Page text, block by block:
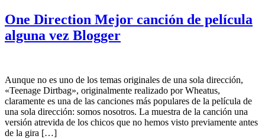
One Direction Mejor canción de película
alguna vez Blogger
Aunque no es uno de los temas originales de una sola dirección,
«Teenage Dirtbag», originalmente realizado por Wheatus,
claramente es una de las canciones más populares de la película de
una sola dirección: somos nosotros. La muestra de la canción una
versión atrevida de los chicos que no hemos visto previamente antes
de la gira […]